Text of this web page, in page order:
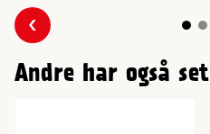
Forrige
Andre har også set